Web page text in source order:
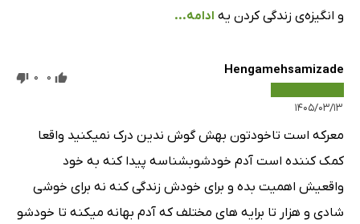
و انگیزه‌ی زندگی کردن یه ادامه...
Hengamehsamizade
۱۴۰۵/۰۳/۱۳
0
0
معرکه است تاخودتون بهش گوش ندین درک نمیکنید واقعا
کمک کننده است آدم خودشوبشناسه پیدا کنه به خود
واقعیش اهمیت بده و برای خودش زندگی کنه نه برای خوشی
شادی و هزار تا برایه های مختلف که آدم بهانه میکنه تا خودشو